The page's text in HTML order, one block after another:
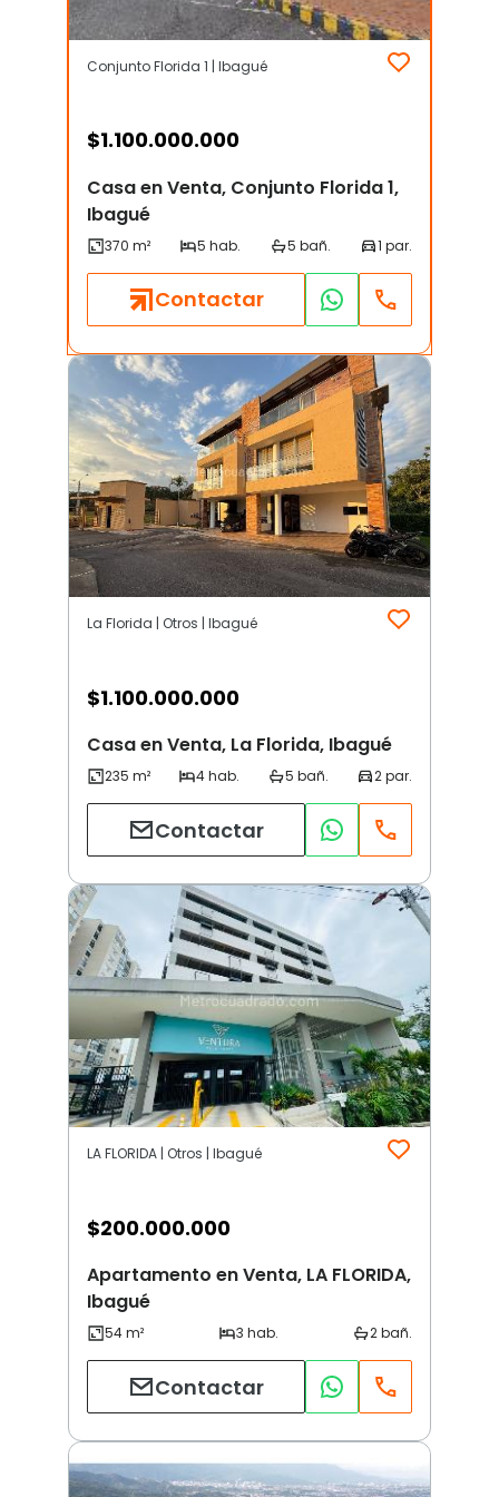
Conjunto Florida 1 | Ibagué
$1.100.000.000
Casa en Venta, Conjunto Florida 1,
Ibagué
Contactar
La Florida | Otros | Ibagué
$1.100.000.000
Casa en Venta, La Florida, Ibagué
Contactar
LA FLORIDA | Otros | Ibagué
$200.000.000
Apartamento en Venta, LA FLORIDA,
Ibagué
Contactar